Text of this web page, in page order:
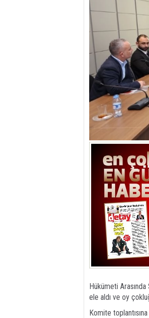
Hükümeti Arasında
ele aldı ve oy
Komite